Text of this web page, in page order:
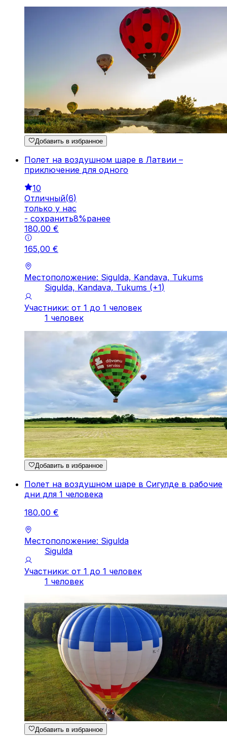
Добавить в избранное
Полет на воздушном шаре в Латвии –
приключение для одного
10
Отличный(6)
только у нас
- cохранить8%ранее
180,00 €
165,00 €
Местоположение: Sigulda, Kandava, Tukums
Sigulda, Kandava, Tukums (+1)
Участники: от 1 до 1 человек
1 человек
Добавить в избранное
Полет на воздушном шаре в Сигулде в рабочие
дни для 1 человека
180,00 €
Местоположение: Sigulda
Sigulda
Участники: от 1 до 1 человек
1 человек
Добавить в избранное